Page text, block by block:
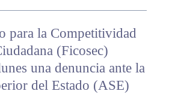
para la Competitividad
(Ficosec)
una denuncia ante la
del Estado (ASE)